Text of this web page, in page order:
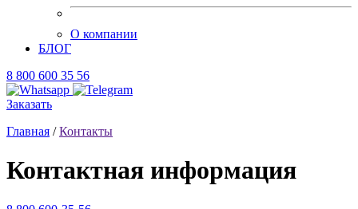
О компании
БЛОГ
8 800 600 35 56
Заказать
Главная /Контакты
Контактная информация